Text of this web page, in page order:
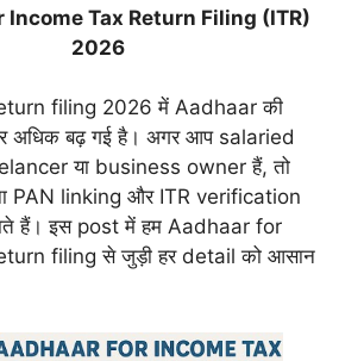
Income Tax Return Filing (ITR)
2026
filing 2026 में Aadhaar की
अधिक बढ़ गई है। अगर आप salaried
या business owner हैं, तो
PAN linking और ITR verification
हैं। इस post में हम Aadhaar for
filing से जुड़ी हर detail को आसान